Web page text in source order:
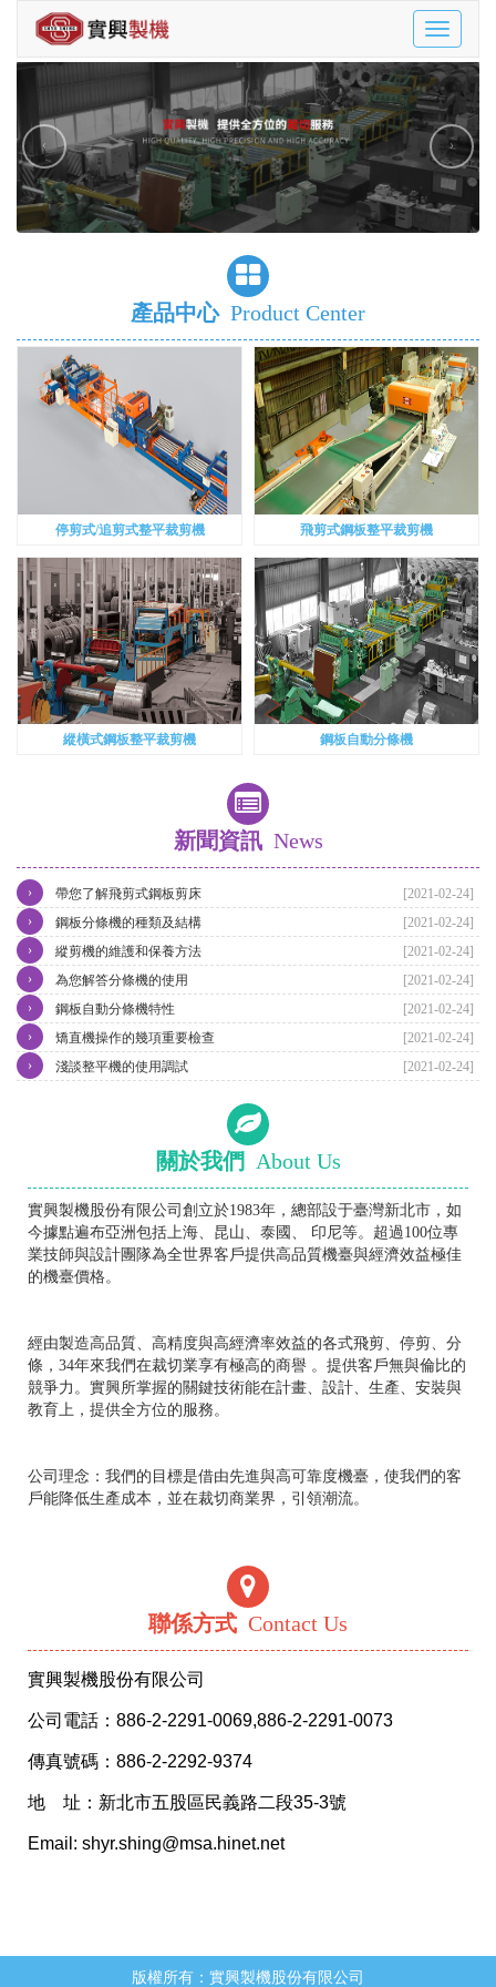
Toggle
‹ ›
產品中心 Product Center
停剪式/追剪式整平裁剪機 飛剪式鋼板整平裁剪機
縱橫式鋼板整平裁剪機 鋼板自動分條機
新聞資訊 News
[2021-02-24]
帶您了解飛剪式鋼板剪床
›
[2021-02-24]
鋼板分條機的種類及結構
›
[2021-02-24]
縱剪機的維護和保養方法
›
[2021-02-24]
為您解答分條機的使用
›
[2021-02-24]
鋼板自動分條機特性
›
[2021-02-24]
矯直機操作的幾項重要檢查
›
[2021-02-24]
淺談整平機的使用調試
›
關於我們 About Us
實興製機股份有限公司創立於1983年，總部設于臺灣新北市，如
今據點遍布亞洲包括上海、昆山、泰國、 印尼等。超過100位專
業技師與設計團隊為全世界客戶提供高品質機臺與經濟效益極佳
的機臺價格。
經由製造高品質、高精度與高經濟率效益的各式飛剪、停剪、分
條，34年來我們在裁切業享有極高的商譽 。提供客戶無與倫比的
競爭力。實興所掌握的關鍵技術能在計畫、設計、生產、安裝與
教育上，提供全方位的服務。
公司理念：我們的目標是借由先進與高可靠度機臺，使我們的客
戶能降低生產成本，並在裁切商業界，引領潮流。
聯係方式 Contact Us
實興製機股份有限公司
公司電話：886-2-2291-0069,886-2-2291-0073
傳真號碼：886-2-2292-9374
地 址：新北市五股區民義路二段35-3號
Email: shyr.shing@msa.hinet.net
版權所有：實興製機股份有限公司